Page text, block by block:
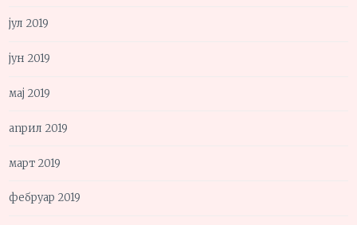
јул 2019
јун 2019
мај 2019
април 2019
март 2019
фебруар 2019